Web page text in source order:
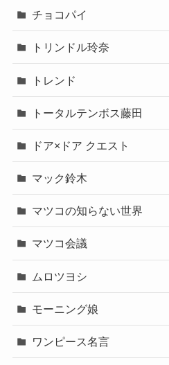
チョコパイ
トリンドル玲奈
トレンド
トータルテンボス藤田
ドア×ドア クエスト
マック鈴木
マツコの知らない世界
マツコ会議
ムロツヨシ
モーニング娘
ワンピース名言